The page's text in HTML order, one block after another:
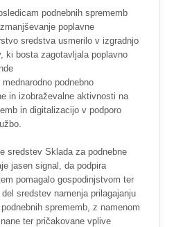
podnebnih sprememb
poplavne
sredstva usmerilo v izgradnjo
ki bosta zagotavljala poplavno
podnebno
in izobraževalne aktivnosti na
in digitalizacijo v podporo
sredstev Sklada za podnebne
jasen signal, da podpira
pomagalo gospodinjstvom ter
sredstev namenja prilagajanju
sprememb, z namenom
ter pričakovane vplive